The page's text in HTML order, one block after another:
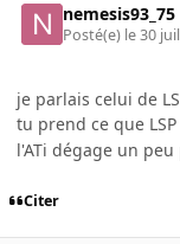
nemesis93_75
Posté(e) le 30
je parlais celui de
tu prend ce que
l'ATi dégage un
Citer